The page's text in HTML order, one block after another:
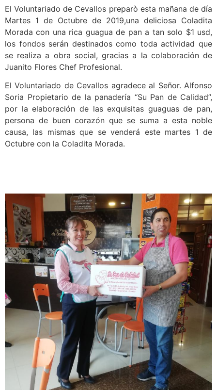
El Voluntariado de Cevallos preparò esta mañana de día
Martes 1 de Octubre de 2019,una deliciosa Coladita
Morada con una rica guagua de pan a tan solo $1 usd,
los fondos serán destinados como toda actividad que
se realiza a obra social, gracias a la colaboración de
Juanito Flores Chef Profesional.
El Voluntariado de Cevallos agradece al Señor. Alfonso
Soria Propietario de la panadería “Su Pan de Calidad”,
por la elaboración de las exquisitas guaguas de pan,
persona de buen corazón que se suma a esta noble
causa, las mismas que se venderá este martes 1 de
Octubre con la Coladita Morada.